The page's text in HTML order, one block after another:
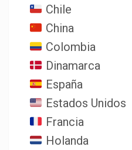
Chile
China
Colombia
Dinamarca
España
Estados Unidos
Francia
Holanda